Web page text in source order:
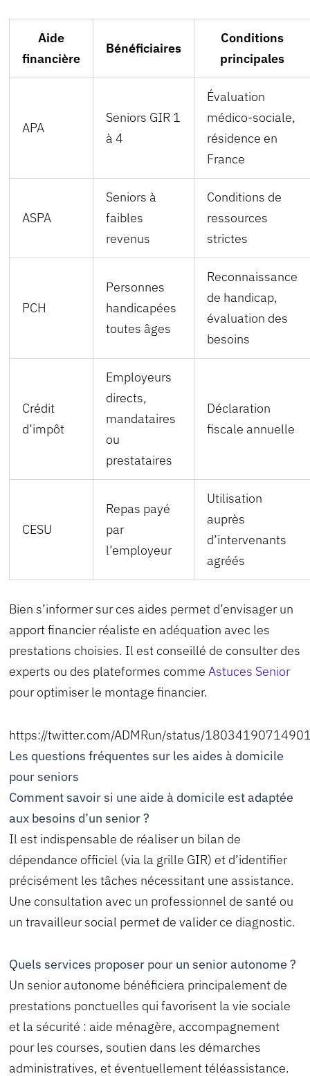
Aide
financière
Bénéficiaires
Conditions
principales
APA
Seniors GIR 1
à 4
Évaluation
médico-sociale,
résidence en
France
ASPA
Seniors à
faibles
revenus
Conditions de
ressources
strictes
PCH
Personnes
handicapées
toutes âges
Reconnaissance
de handicap,
évaluation des
besoins
Crédit
d’impôt
Employeurs
directs,
mandataires
ou
prestataires
Déclaration
fiscale annuelle
CESU
Repas payé
par
l’employeur
Utilisation
auprès
d’intervenants
agréés
Bien s’informer sur ces aides permet d’envisager un
apport financier réaliste en adéquation avec les
prestations choisies. Il est conseillé de consulter des
experts ou des plateformes commeAstuces Senior
pour optimiser le montage financier.
https://twitter.com/ADMRun/status/
Les questions fréquentes sur les aides à domicile
pour seniors
Comment savoir si une aide à domicile est adaptée
aux besoins d’un senior ?
Il est indispensable de réaliser un bilan de
dépendance officiel (via la grille GIR) et d’identifier
précisément les tâches nécessitant une assistance.
Une consultation avec un professionnel de santé ou
un travailleur social permet de valider ce diagnostic.
Quels services proposer pour un senior autonome ?
Un senior autonome bénéficiera principalement de
prestations ponctuelles qui favorisent la vie sociale
et la sécurité : aide ménagère, accompagnement
pour les courses, soutien dans les démarches
administratives, et éventuellement téléassistance.